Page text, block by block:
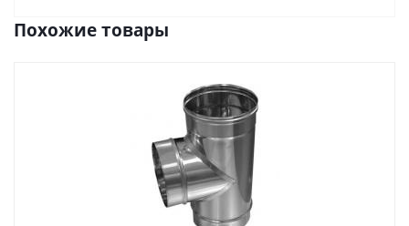
Похожие товары